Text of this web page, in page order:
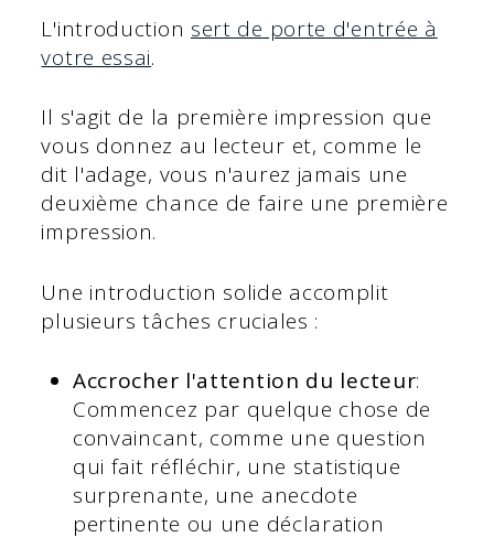
L'introduction sert de porte d'entrée à
votre essai.
Il s'agit de la première impression que
vous donnez au lecteur et, comme le
dit l'adage, vous n'aurez jamais une
deuxième chance de faire une première
impression.
Une introduction solide accomplit
plusieurs tâches cruciales :
Accrocher l'attention du lecteur:
Commencez par quelque chose de
convaincant, comme une question
qui fait réfléchir, une statistique
surprenante, une anecdote
pertinente ou une déclaration